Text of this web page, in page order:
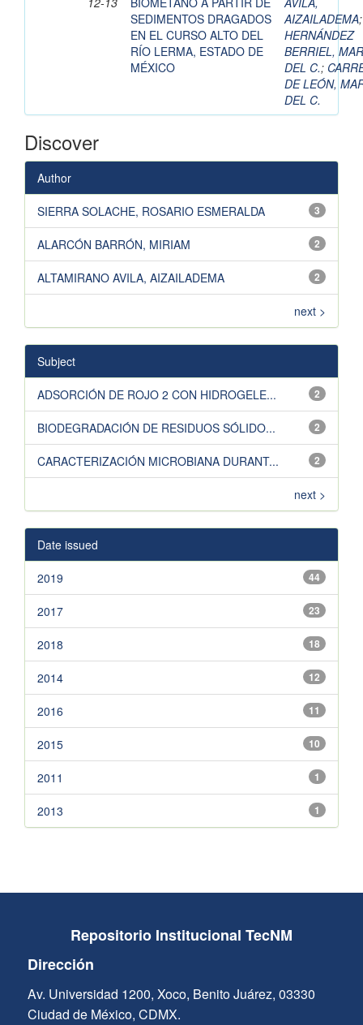
SEDIMENTOS DRAGADOS
EN EL CURSO ALTO DEL
RÍO LERMA, ESTADO DE
MÉXICO
AIZAILADEMA;
HERNÁNDEZ
BERRIEL,
DEL C.;
DE LEÓN,
DEL C.
Discover
Author
3
SIERRA SOLACHE, ROSARIO ESMERALDA
2
ALARCÓN BARRÓN, MIRIAM
2
ALTAMIRANO AVILA, AIZAILADEMA
next >
Subject
2
ADSORCIÓN DE ROJO 2 CON HIDROGELE...
2
BIODEGRADACIÓN DE RESIDUOS SÓLIDO...
2
CARACTERIZACIÓN MICROBIANA DURANT...
next >
Date issued
44
2019
23
2017
18
2018
12
2014
11
2016
10
2015
1
2011
1
2013
Repositorio Institucional TecNM
Dirección
Av. Universidad 1200, Xoco, Benito Juárez, 03330
Ciudad de México, CDMX.